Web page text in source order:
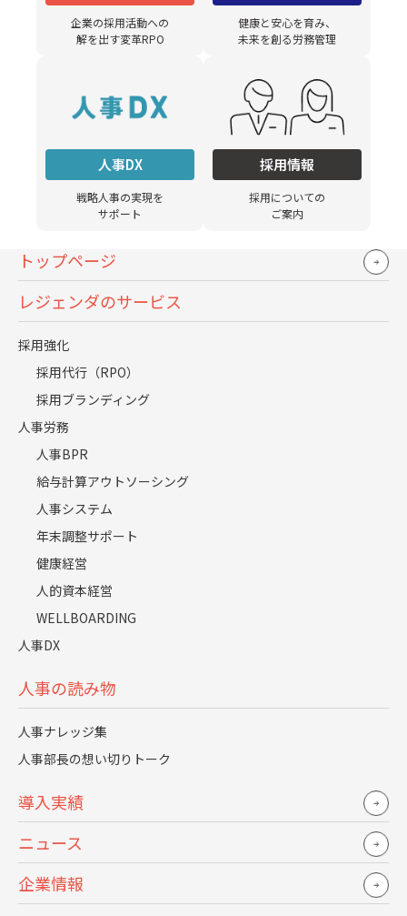
企業の採用活動への
解を出す変革RPO
健康と安心を育み、
未来を創る労務管理
人事DX
戦略人事の実現を
サポート
採用情報
採用についての
ご案内
トップページ
レジェンダのサービス
採用強化
採用代行（RPO）
採用ブランディング
人事労務
人事BPR
給与計算アウトソーシング
人事システム
年末調整サポート
健康経営
人的資本経営
WELLBOARDING
人事DX
人事の読み物
人事ナレッジ集
人事部長の想い切りトーク
導入実績
ニュース
企業情報
Q. サービス導入当初から現在までの間にサービス範囲を
広げていただきましたが、その背景を教えてください。
我如古氏「創業わずか3年で100名規模まで採用数を伸ば
してきており、我々の工数にも限界がきていました。採
用戦略や企画の質を考える時間を創出していきたいもの
の、オペレーション業務に工数がかかっていて、なかな
か採用担当者の業務シフトが難しい…。そこでひとつ大
きな決断として、選考というダイレクトに学生と接する
した。
この決断ができたのもそれまでのレジェンダの実績や提
案力、信頼があったからです。範囲を広げるにあたっ
て、WHI独自の見極め方法や、アトラクトが求められる
選考官の業務におけるトレーニングにも粘り強く取り組
んでいただきました。今では日々情報共有をかかさず、
社員と同等の質でWHIの選考を安定して運営していただ
いています。そこから創出された時間、空いた手と頭で
できるようになったことをあげればキリがありません。
WHIが採用活動において今も常に新しい挑戦ができるの
も、もはや執念すら感じるレジェンダの高品質で安定的
なサービスがあってのことだと思っています。」
Q. レジェンダのサービスで価値を感じていただけたこと